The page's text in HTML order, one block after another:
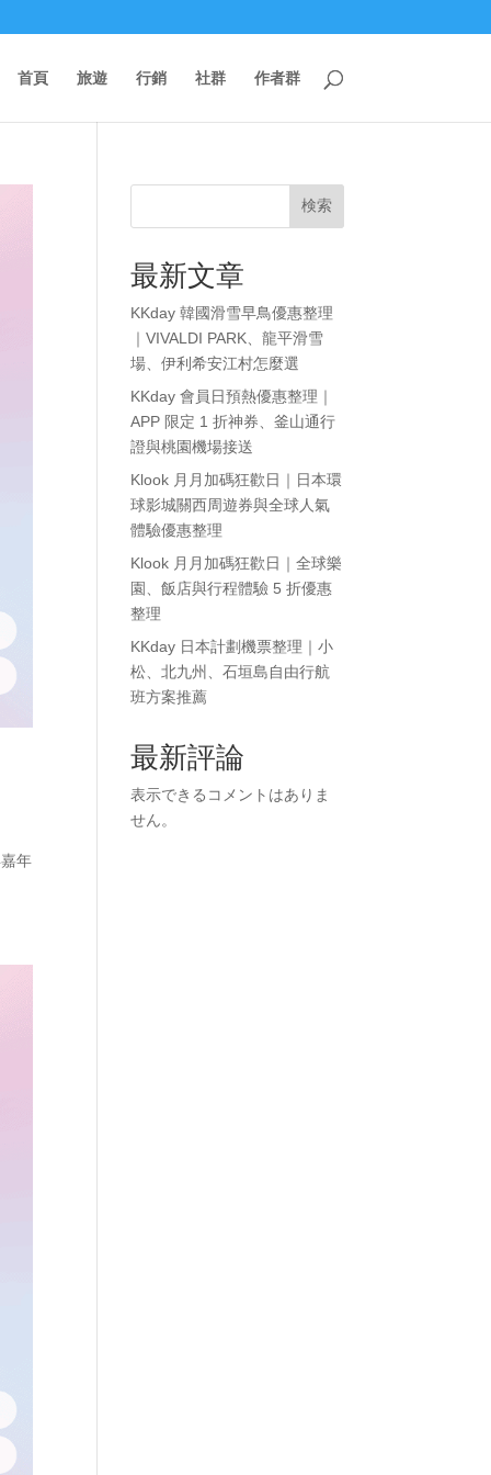
首頁 旅遊 行銷 社群 作者群
年
検索
最新文章
KKday 韓國滑雪早鳥優惠整理
｜VIVALDI PARK、龍平滑雪
場、伊利希安江村怎麼選
KKday 會員日預熱優惠整理｜
APP 限定 1 折神券、釜山通行
證與桃園機場接送
Klook 月月加碼狂歡日｜日本環
球影城關西周遊券與全球人氣
體驗優惠整理
Klook 月月加碼狂歡日｜全球樂
園、飯店與行程體驗 5 折優惠
整理
KKday 日本計劃機票整理｜小
松、北九州、石垣島自由行航
班方案推薦
最新評論
表示できるコメントはありま
せん。